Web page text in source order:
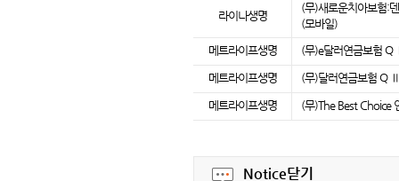
라이나생명
(무)새로운치아보험:
(모바일)
메트라이프생명
(무)e달러연금보험
메트라이프생명 (무)달러연금보험 Q
메트라이프생명 (무)The Best Choice
Notice닫기